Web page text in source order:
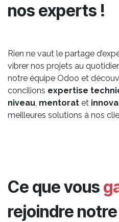
nos experts !
Rien ne vaut le partage
vibrer nos projets au
notre équipe Odoo et
concilions expertise
niveau, mentorat et
meilleures solutions à nos
Ce que vous
rejoindre